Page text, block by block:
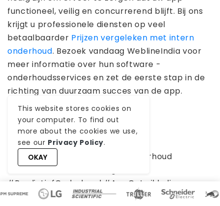
functioneel, veilig en concurrerend blijft. Bij ons
krijgt u professionele diensten op veel
betaalbaarder Prijzen vergeleken met intern
onderhoud. Bezoek vandaag WeblineIndia voor
meer informatie over hun software -
onderhoudsservices en zet de eerste stap in de
richting van duurzaam succes van de app.
Sociale hashtags
#AppOnderhoud #SoftwareOnderhoud
#SoftwareAutomatisering
#PredictiefOnderhoud #AppOntwikkeling
#GeautomatiseerdTesten #AppPrestaties
This website stores cookies on
your computer. To find out
more about the cookies we use,
see our Privacy Policy.
OKAY